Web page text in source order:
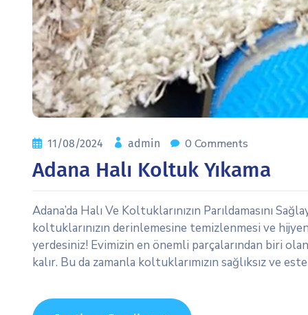
11/08/2024 admin 0 Comments
Adana Halı Koltuk Yıkama
Adana’da Halı Ve Koltuklarınızın Parıldamasını
koltuklarınızın derinlemesine temizlenmesi ve
yerdesiniz! Evimizin en önemli parçalarından biri
kalır. Bu da zamanla koltuklarımızın sağlıksız ve